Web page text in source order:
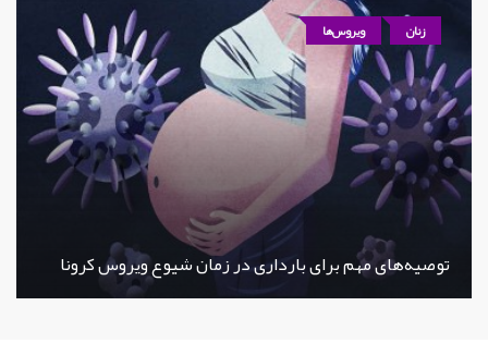
زنان ویروس‌ها
توصیه‌های مهم برای بارداری در زمان شیوع ویروس کرونا